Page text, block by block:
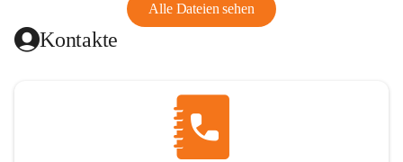
Alle Dateien sehen
Kontakte